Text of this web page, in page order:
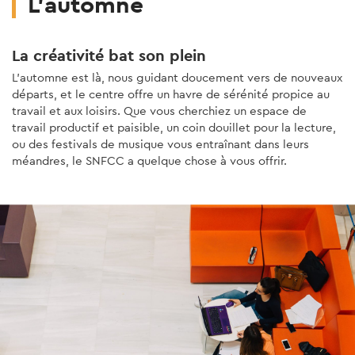
La créativité bat son plein
L'automne est là, nous guidant doucement vers de nouveaux
départs, et le centre offre un havre de sérénité propice au
travail et aux loisirs. Que vous cherchiez un espace de
travail productif et paisible, un coin douillet pour la lecture,
ou des festivals de musique vous entraînant dans leurs
méandres, le SNFCC a quelque chose à vous offrir.